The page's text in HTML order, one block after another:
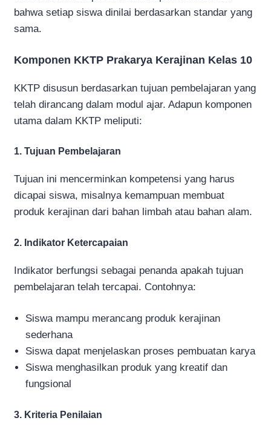
bahwa setiap siswa dinilai berdasarkan standar yang
sama.
Komponen KKTP Prakarya Kerajinan Kelas 10
KKTP disusun berdasarkan tujuan pembelajaran yang
telah dirancang dalam modul ajar. Adapun komponen
utama dalam KKTP meliputi:
1. Tujuan Pembelajaran
Tujuan ini mencerminkan kompetensi yang harus
dicapai siswa, misalnya kemampuan membuat
produk kerajinan dari bahan limbah atau bahan alam.
2. Indikator Ketercapaian
Indikator berfungsi sebagai penanda apakah tujuan
pembelajaran telah tercapai. Contohnya:
Siswa mampu merancang produk kerajinan
sederhana
Siswa dapat menjelaskan proses pembuatan karya
Siswa menghasilkan produk yang kreatif dan
fungsional
3. Kriteria Penilaian